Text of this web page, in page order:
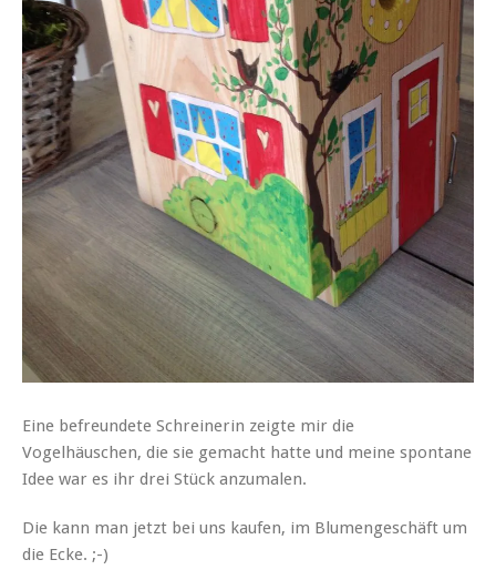
Eine befreundete Schreinerin zeigte mir die
Vogelhäuschen, die sie gemacht hatte und meine spontane
Idee war es ihr drei Stück anzumalen.
Die kann man jetzt bei uns kaufen, im Blumengeschäft um
die Ecke. ;-)